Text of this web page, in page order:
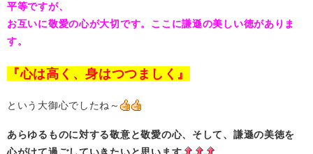
平等ですが、
お互いに敬愛の心が大切です。ここに謙遜の美しい徳がありま
す。
『心は高く、身はつつましく』
という大御心でしたね～
あらゆるものに対する敬意と敬愛の心、そして、謙遜の美徳を